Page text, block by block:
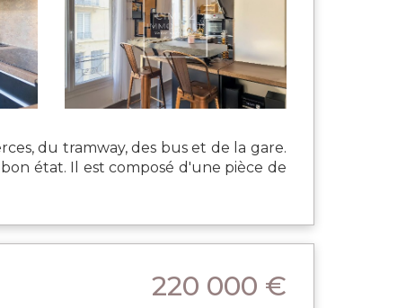
du tramway, des bus et de la gare.
état. Il est composé d'une pièce de
220 000 €